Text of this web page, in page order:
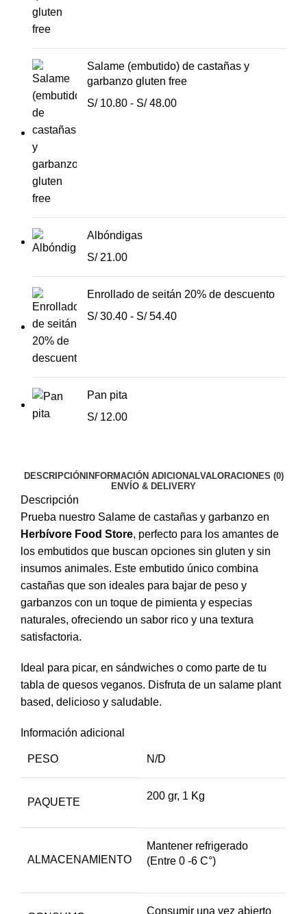
Salame (embutido) de castañas y
garbanzo gluten free
S/10.80 - S/48.00
Albóndigas
S/21.00
Enrollado de seitán 20% de descuento
S/30.40 - S/54.40
Pan pita
S/12.00
DESCRIPCIÓN INFORMACIÓN ADICIONALVALORACIONES (0)
ENVÍO & DELIVERY
Descripción
Prueba nuestro Salame de castañas y garbanzo en
Herbívore Food Store, perfecto para los amantes de
los embutidos que buscan opciones sin gluten y sin
insumos animales. Este embutido único combina
castañas que son ideales para bajar de peso y
garbanzos con un toque de pimienta y especias
naturales, ofreciendo un sabor rico y una textura
satisfactoria.
Ideal para picar, en sándwiches o como parte de tu
tabla de quesos veganos. Disfruta de un salame plant
based, delicioso y saludable.
Información adicional
PESO N/D
PAQUETE
200 gr, 1 Kg
ALMACENAMIENTO
Mantener refrigerado
(Entre 0 -6 C°)
Consumir una vez abierto